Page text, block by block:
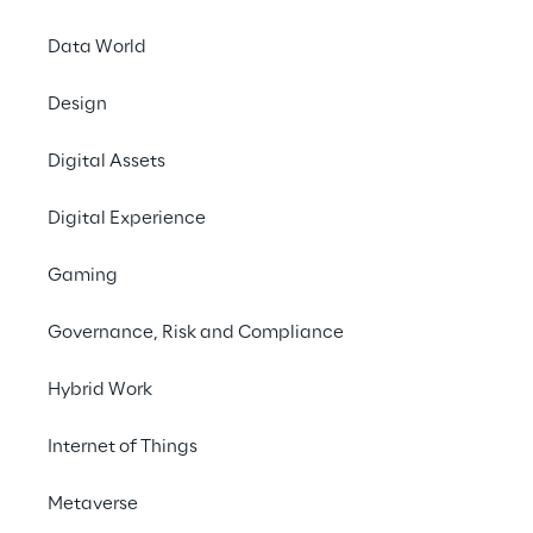
Data World
Design
Digital Assets
Digital Experience
Gaming
Governance, Risk and Compliance
Hybrid Work
Internet of Things
Metaverse
Business
in grado di
appalti e dell’intero
introdotti in breve
grado di generare
Il 2020 rappresenta